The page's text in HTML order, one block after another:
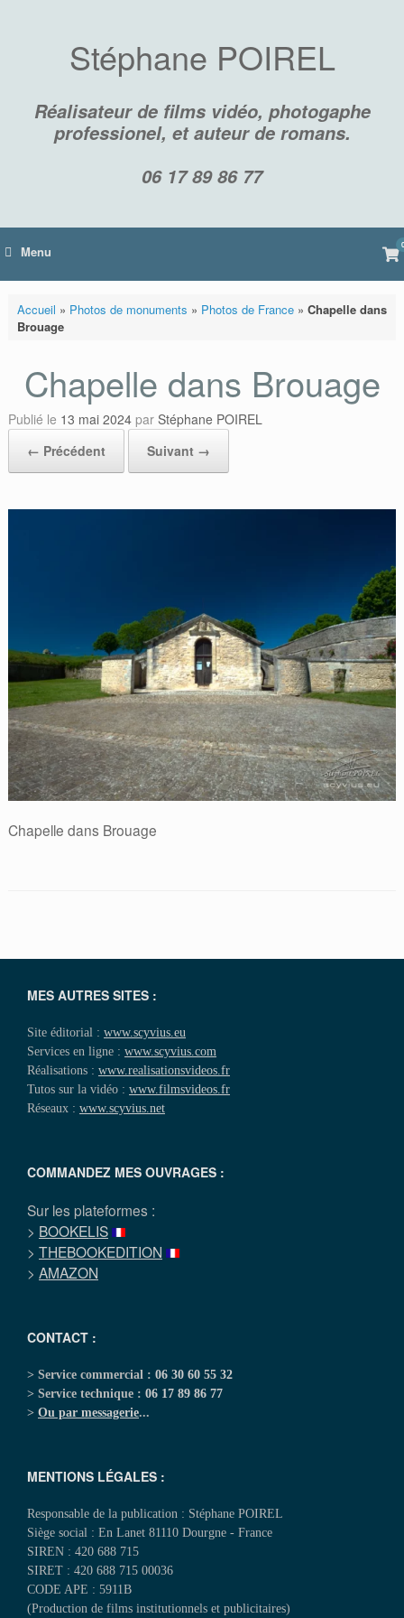
Stéphane POIREL
Réalisateur de films vidéo, photogaphe
professionel, et auteur de romans.
06 17 89 86 77
Menu 0
Accueil » Photos de monuments » Photos de France» Chapelle dans
Brouage
Chapelle dans Brouage
Publié le 13 mai 2024 par Stéphane POIREL
← Précédent
Suivant →
Chapelle dans Brouage
MES AUTRES SITES :
Site éditorial : www.scyvius.eu
Services en ligne : www.scyvius.com
Réalisations : www.realisationsvideos.fr
Tutos sur la vidéo : www.filmsvideos.fr
Réseaux : www.scyvius.net
COMMANDEZ MES OUVRAGES :
Sur les plateformes :
> BOOKELIS
> THEBOOKEDITION
> AMAZON
CONTACT :
> Service commercial : 06 30 60 55 32
> Service technique : 06 17 89 86 77
> Ou par messagerie...
MENTIONS LÉGALES :
Responsable de la publication : Stéphane POIREL
Siège social : En Lanet 81110 Dourgne - France
SIREN : 420 688 715
SIRET : 420 688 715 00036
CODE APE : 5911B
(Production de films institutionnels et publicitaires)